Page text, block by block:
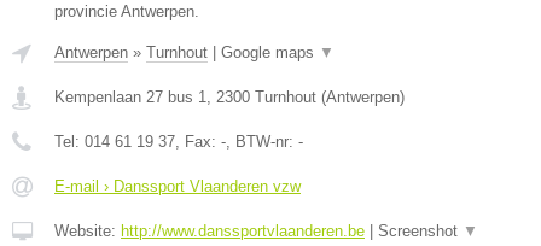
provincie Antwerpen.
Antwerpen » Turnhout Google maps ▼
Kempenlaan 27 bus 1 2300 Turnhout (Antwerpen)
Tel: 014 61 19 37 , Fax: - , BTW-nr: -
E-mail › Danssport Vlaanderen vzw
Website: http://www.danssportvlaanderen.be Screenshot ▼